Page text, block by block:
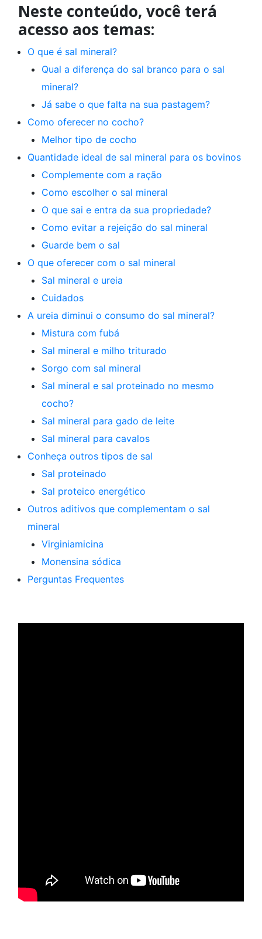
Neste conteúdo, você terá
acesso aos temas:
O que é sal mineral?
Qual a diferença do sal branco para o sal
mineral?
Já sabe o que falta na sua pastagem?
Como oferecer no cocho?
Melhor tipo de cocho
Quantidade ideal de sal mineral para os bovinos
Complemente com a ração
Como escolher o sal mineral
O que sai e entra da sua propriedade?
Como evitar a rejeição do sal mineral
Guarde bem o sal
O que oferecer com o sal mineral
Sal mineral e ureia
Cuidados
A ureia diminui o consumo do sal mineral?
Mistura com fubá
Sal mineral e milho triturado
Sorgo com sal mineral
Sal mineral e sal proteinado no mesmo
cocho?
Sal mineral para gado de leite
Sal mineral para cavalos
Conheça outros tipos de sal
Sal proteinado
Sal proteico energético
Outros aditivos que complementam o sal
mineral
Virginiamicina
Monensina sódica
Perguntas Frequentes